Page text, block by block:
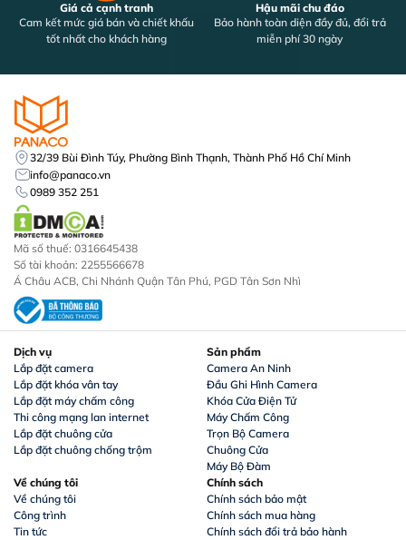
Giá cả cạnh tranh
Cam kết mức giá bán và chiết khấu
tốt nhất cho khách hàng
Hậu mãi chu đáo
Bảo hành toàn diện đầy đủ, đổi trả
miễn phí 30 ngày
Về chúng tôi
Về chúng tôi
Công trình
Tin tức
Dịch vụ
Lắp đặt camera
Lắp đặt khóa vân tay
Lắp đặt máy chấm công
Thi công mạng lan internet
Lắp đặt chuông cửa
Lắp đặt chuông chống trộm
Sản phẩm
Camera An Ninh
Đầu Ghi Hình Camera
Khóa Cửa Điện Tử
Máy Chấm Công
Trọn Bộ Camera
Chuông Cửa
Máy Bộ Đàm
Chính sách
Chính sách bảo mật
Chính sách mua hàng
Chính sách đổi trả bảo hành
32/39 Bùi Đình Túy, Phường Bình Thạnh, Thành Phố Hồ Chí Minh
info@panaco.vn
0989 352 251
Mã số thuế: 0316645438
Số tài khoản: 2255566678
Á Châu ACB, Chi Nhánh Quận Tân Phú, PGD Tân Sơn Nhì